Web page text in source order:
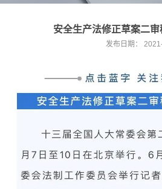
安全生产法修正草案二
发布日期：